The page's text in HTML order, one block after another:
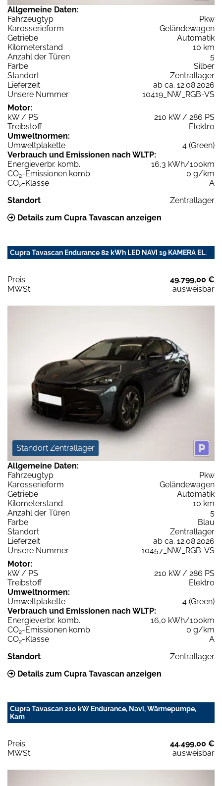
Allgemeine Daten:
Fahrzeugtyp
Pkw
Karosserieform
Geländewagen
Getriebe
Automatik
Kilometerstand
10 km
Anzahl der Türen
5
Farbe
Silber
Standort
Zentrallager
Lieferzeit
ab ca. 12.08.2026
Unsere Nummer
10419_NW_RGB-VS
Motor:
kW / PS
210 kW / 286 PS
Treibstoff
Elektro
Umweltnormen:
Umweltplakette
4 (Green)
Verbrauch und Emissionen nach WLTP:
Energieverbr. komb.
16,3 kWh/100km
CO2-Emissionen komb.
0 g/km
CO2-Klasse
A
Standort
Zentrallager
Details zum Cupra Tavascan anzeigen
Cupra Tavascan Endurance 82 kWh LED NAVI 19 KAMERA EL.
Preis:
49.799,00 €
MWSt:
ausweisbar
Standort Zentrallager
Allgemeine Daten:
Fahrzeugtyp
Pkw
Karosserieform
Geländewagen
Getriebe
Automatik
Kilometerstand
10 km
Anzahl der Türen
5
Farbe
Blau
Standort
Zentrallager
Lieferzeit
ab ca. 12.08.2026
Unsere Nummer
10457_NW_RGB-VS
Motor:
kW / PS
210 kW / 286 PS
Treibstoff
Elektro
Umweltnormen:
Umweltplakette
4 (Green)
Verbrauch und Emissionen nach WLTP:
Energieverbr. komb.
16,0 kWh/100km
CO2-Emissionen komb.
0 g/km
CO2-Klasse
A
Standort
Zentrallager
Details zum Cupra Tavascan anzeigen
Cupra Tavascan 210 kW Endurance, Navi, Wärmepumpe,
Kam
Preis:
44.499,00 €
MWSt:
ausweisbar